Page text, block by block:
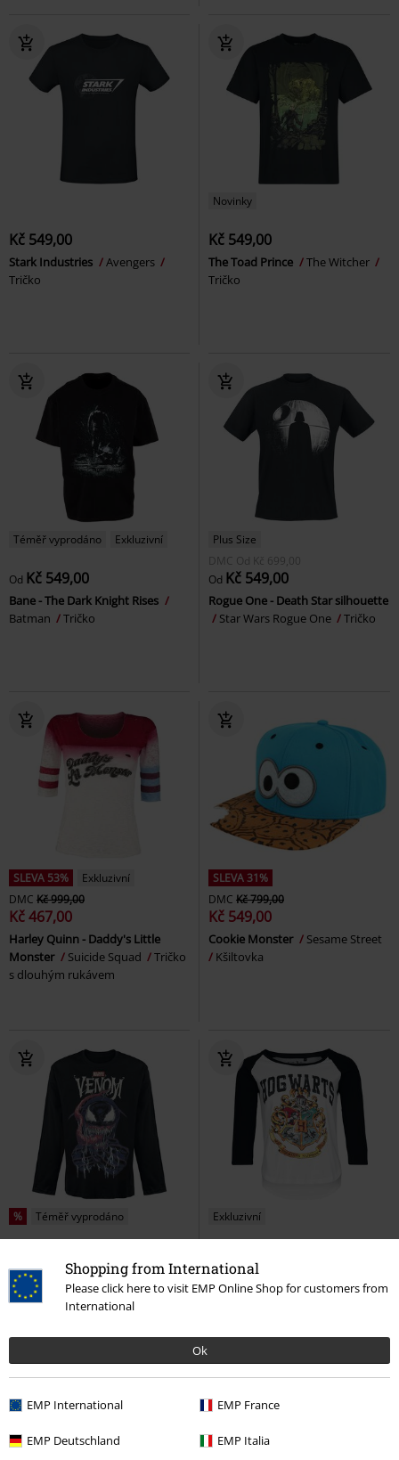
Shopping from International
Please click here to visit EMP Online Shop for customers from
International
Ok
EMP International EMP France
EMP Deutschland EMP Italia
Kč 549,00
Stark Industries
Avengers
Tričko
Novinky
Kč 549,00
The Toad Prince
The Witcher
Tričko
Téměř vyprodáno Exkluzivní
Od Kč 549,00
Bane - The Dark Knight Rises
Batman
Tričko
Plus Size
DMC Od Kč 699,00
Od Kč 549,00
Rogue One - Death Star silhouette
Star Wars Rogue One
Tričko
SLEVA 53%
Exkluzivní
DMC Kč 999,00
Kč 467,00
Harley Quinn - Daddy's Little
Monster
Suicide Squad
Tričko
s dlouhým rukávem
SLEVA 31%
DMC Kč 799,00
Kč 549,00
Cookie Monster
Sesame Street
Kšiltovka
% Téměř vyprodáno
Venom Grin
Venom (Marvel)
Tričko s dlouhým rukávem
Exkluzivní
Hogwarts - Grunge Style
Potter
Tričko s dlouhým